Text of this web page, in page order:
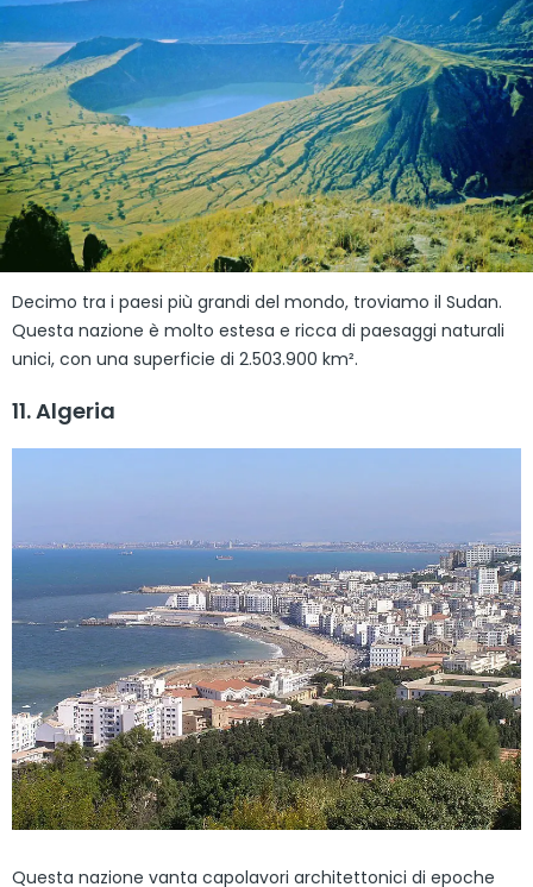
Decimo tra i paesi più grandi del mondo, troviamo il Sudan.
Questa nazione è molto estesa e ricca di paesaggi naturali
unici, con una superficie di 2.503.900 km².
11. Algeria
Questa nazione vanta capolavori architettonici di epoche